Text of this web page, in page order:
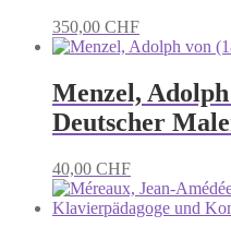
350,00 CHF
Menzel,
Deutscher
40,00 CHF